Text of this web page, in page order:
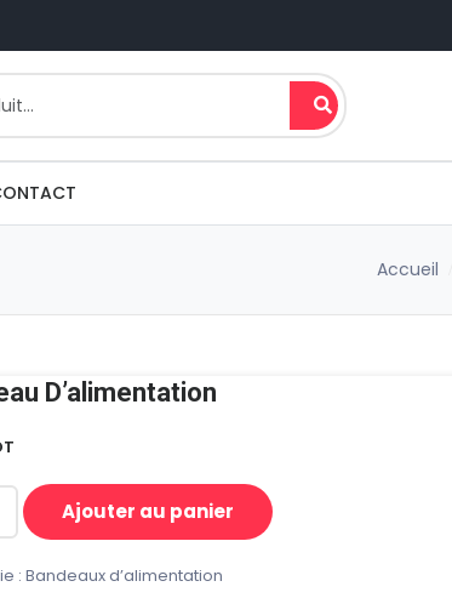
Sous-total:
Accueil
D’alimentation
Ajouter au panier
: Bandeaux d’alimentation